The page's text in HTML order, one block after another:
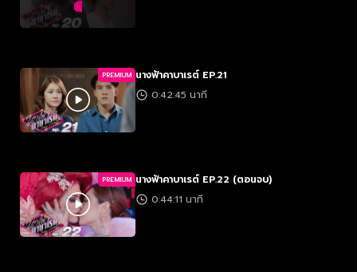
PREMIUM นางฟ้าคาบาเรต์ EP.21
0:42:45 นาที
PREMIUM นางฟ้าคาบาเรต์ EP.22 (ตอนจบ)
0:44:11 นาที